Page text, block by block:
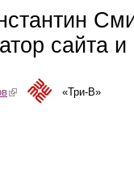
сайта
(link is external)«Три-В»